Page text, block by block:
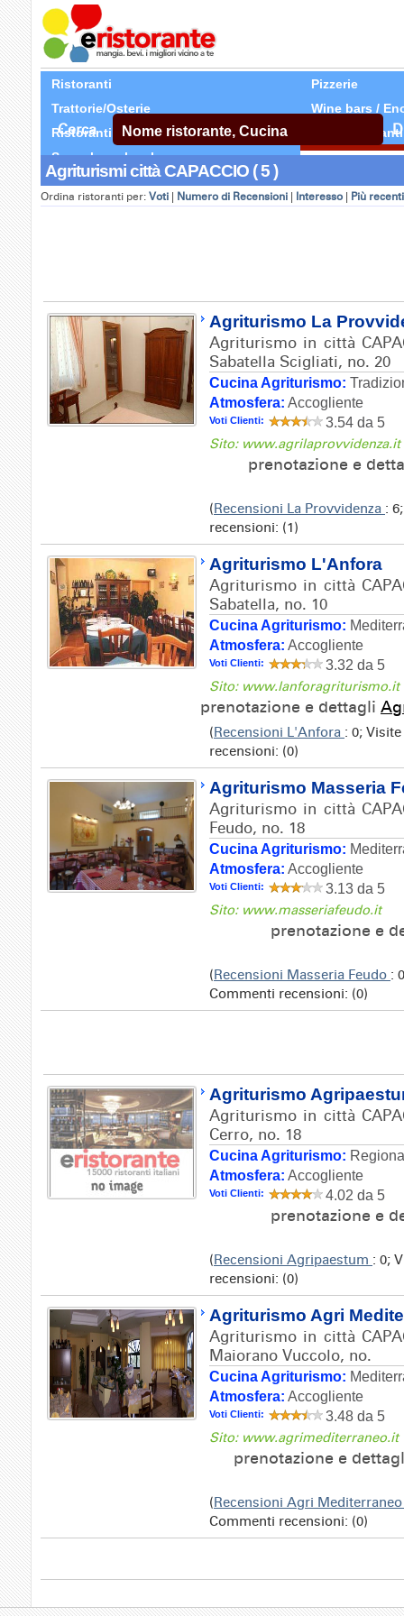
Ristoranti
Pizzerie
Trattorie/Osterie
Wine bars /
Ristoranti Etnici
Tutti Ristoranti
Segnala un locale
Cerca
Agriturismi città CAPACCIO ( 5 )
Ordina ristoranti per: Voti Numero di Recensioni Interesso Più recenti
Agriturismo La
Agriturismo in città
Sabatella Scigliati, no. 20
Cucina Agriturismo:
Atmosfera: Accogliente
Voti Clienti: 3.54 da 5
Sito: www.agrilaprovvidenza.it
prenotazione e
(Recensioni La Provvidenza :
recensioni: (1)
Agriturismo L'Anfora
Agriturismo in città
Sabatella, no. 10
Cucina Agriturismo:
Atmosfera: Accogliente
Voti Clienti: 3.32 da 5
Sito: www.lanforagriturismo.it
prenotazione e dettagli
(Recensioni L'Anfora : 0;
recensioni: (0)
Agriturismo Masseria
Agriturismo in città
Feudo, no. 18
Cucina Agriturismo:
Atmosfera: Accogliente
Voti Clienti: 3.13 da 5
Sito: www.masseriafeudo.it
prenotazione e
(Recensioni Masseria Feudo :
Commenti recensioni: (0)
Agriturismo
Agriturismo in città
Cerro, no. 18
Cucina Agriturismo:
Atmosfera: Accogliente
Voti Clienti: 4.02 da 5
prenotazione e
(Recensioni Agripaestum : 0;
recensioni: (0)
Agriturismo Agri
Agriturismo in città
Maiorano Vuccolo, no.
Cucina Agriturismo:
Atmosfera: Accogliente
Voti Clienti: 3.48 da 5
Sito: www.agrimediterraneo.it
prenotazione e
(Recensioni Agri
Commenti recensioni: (0)